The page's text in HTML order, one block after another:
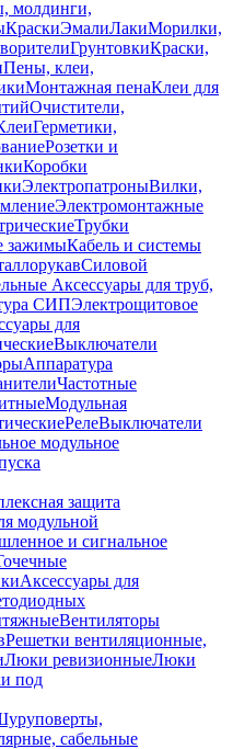
молдинги,
КраскиЭмалиЛакиМорилки,
ГрунтовкиКраски,
Пены, клеи,
Монтажная пенаКлеи для
Очистители,
Герметики,
Розетки и
Коробки
ЭлектропатроныВилки,
Электромонтажные
Трубки
зажимыКабель и системы
Силовой
Аксессуары для труб,
СИПЭлектрощитовое
для
Выключатели
Аппаратура
Частотные
Модульная
РелеВыключатели
модульное
защита
модульной
и сигнальное
Аксессуары для
Вентиляторы
Решетки вентиляционные,
Люки ревизионныеЛюки
под
сабельные